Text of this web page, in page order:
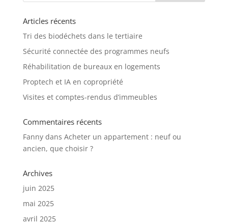
Articles récents
Tri des biodéchets dans le tertiaire
Sécurité connectée des programmes neufs
Réhabilitation de bureaux en logements
Proptech et IA en copropriété
Visites et comptes-rendus d’immeubles
Commentaires récents
Fannydans Acheter un appartement : neuf ou
ancien, que choisir ?
Archives
juin 2025
mai 2025
avril 2025